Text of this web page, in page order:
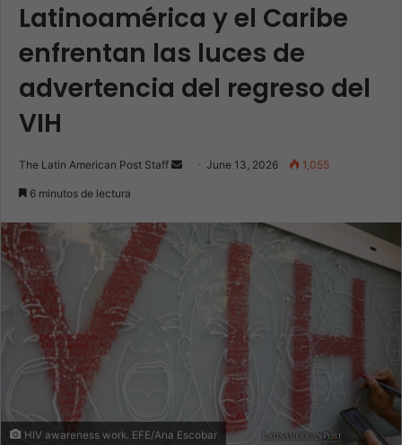
Latinoamérica y el Caribe
enfrentan las luces de
advertencia del regreso del
VIH
The Latin American Post Staff
SendJune 13, 2026 1,055
6 minutos de lectura
HIV awareness work. EFE/Ana Escobar